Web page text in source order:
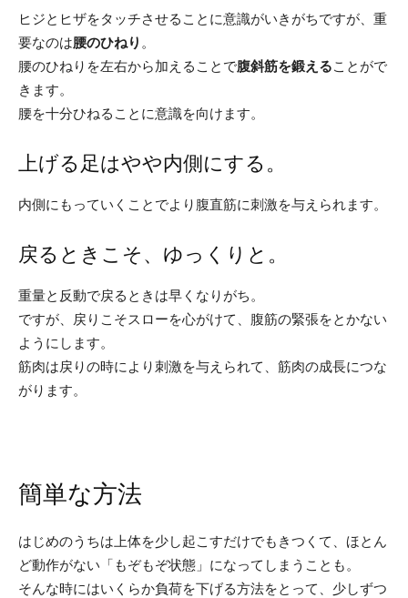
ヒジとヒザをタッチさせることに意識がいきがちですが、重
要なのは腰のひねり 。
腰のひねりを左右から加えることで腹斜筋を鍛えることがで
きます。
腰を十分ひねることに意識を向けます。
上げる足はやや内側にする。
内側にもっていくことでより腹直筋に刺激を与えられます。
戻るときこそ、ゆっくりと。
重量と反動で戻るときは早くなりがち。
ですが、戻りこそスローを心がけて、腹筋の緊張をとかない
ようにします。
筋肉は戻りの時により刺激を与えられて、筋肉の成長につな
がります。
簡単な方法
はじめのうちは上体を少し起こすだけでもきつくて、ほとん
ど動作がない「もぞもぞ状態」になってしまうことも。
そんな時にはいくらか負荷を下げる方法をとって、少しずつ